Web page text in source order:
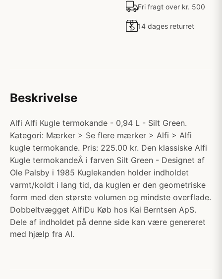
Fri fragt over kr. 500
14 dages returret
Beskrivelse
Alfi Alfi Kugle termokande - 0,94 L - Silt Green.
Kategori: Mærker > Se flere mærker > Alfi > Alfi
kugle termokande. Pris: 225.00 kr. Den klassiske Alfi
Kugle termokandeÂ i farven Silt Green - Designet af
Ole Palsby i 1985 Kuglekanden holder indholdet
varmt/koldt i lang tid, da kuglen er den geometriske
form med den største volumen og mindste overflade.
Dobbeltvægget AlfiDu Køb hos Kai Berntsen ApS.
Dele af indholdet på denne side kan være genereret
med hjælp fra AI.